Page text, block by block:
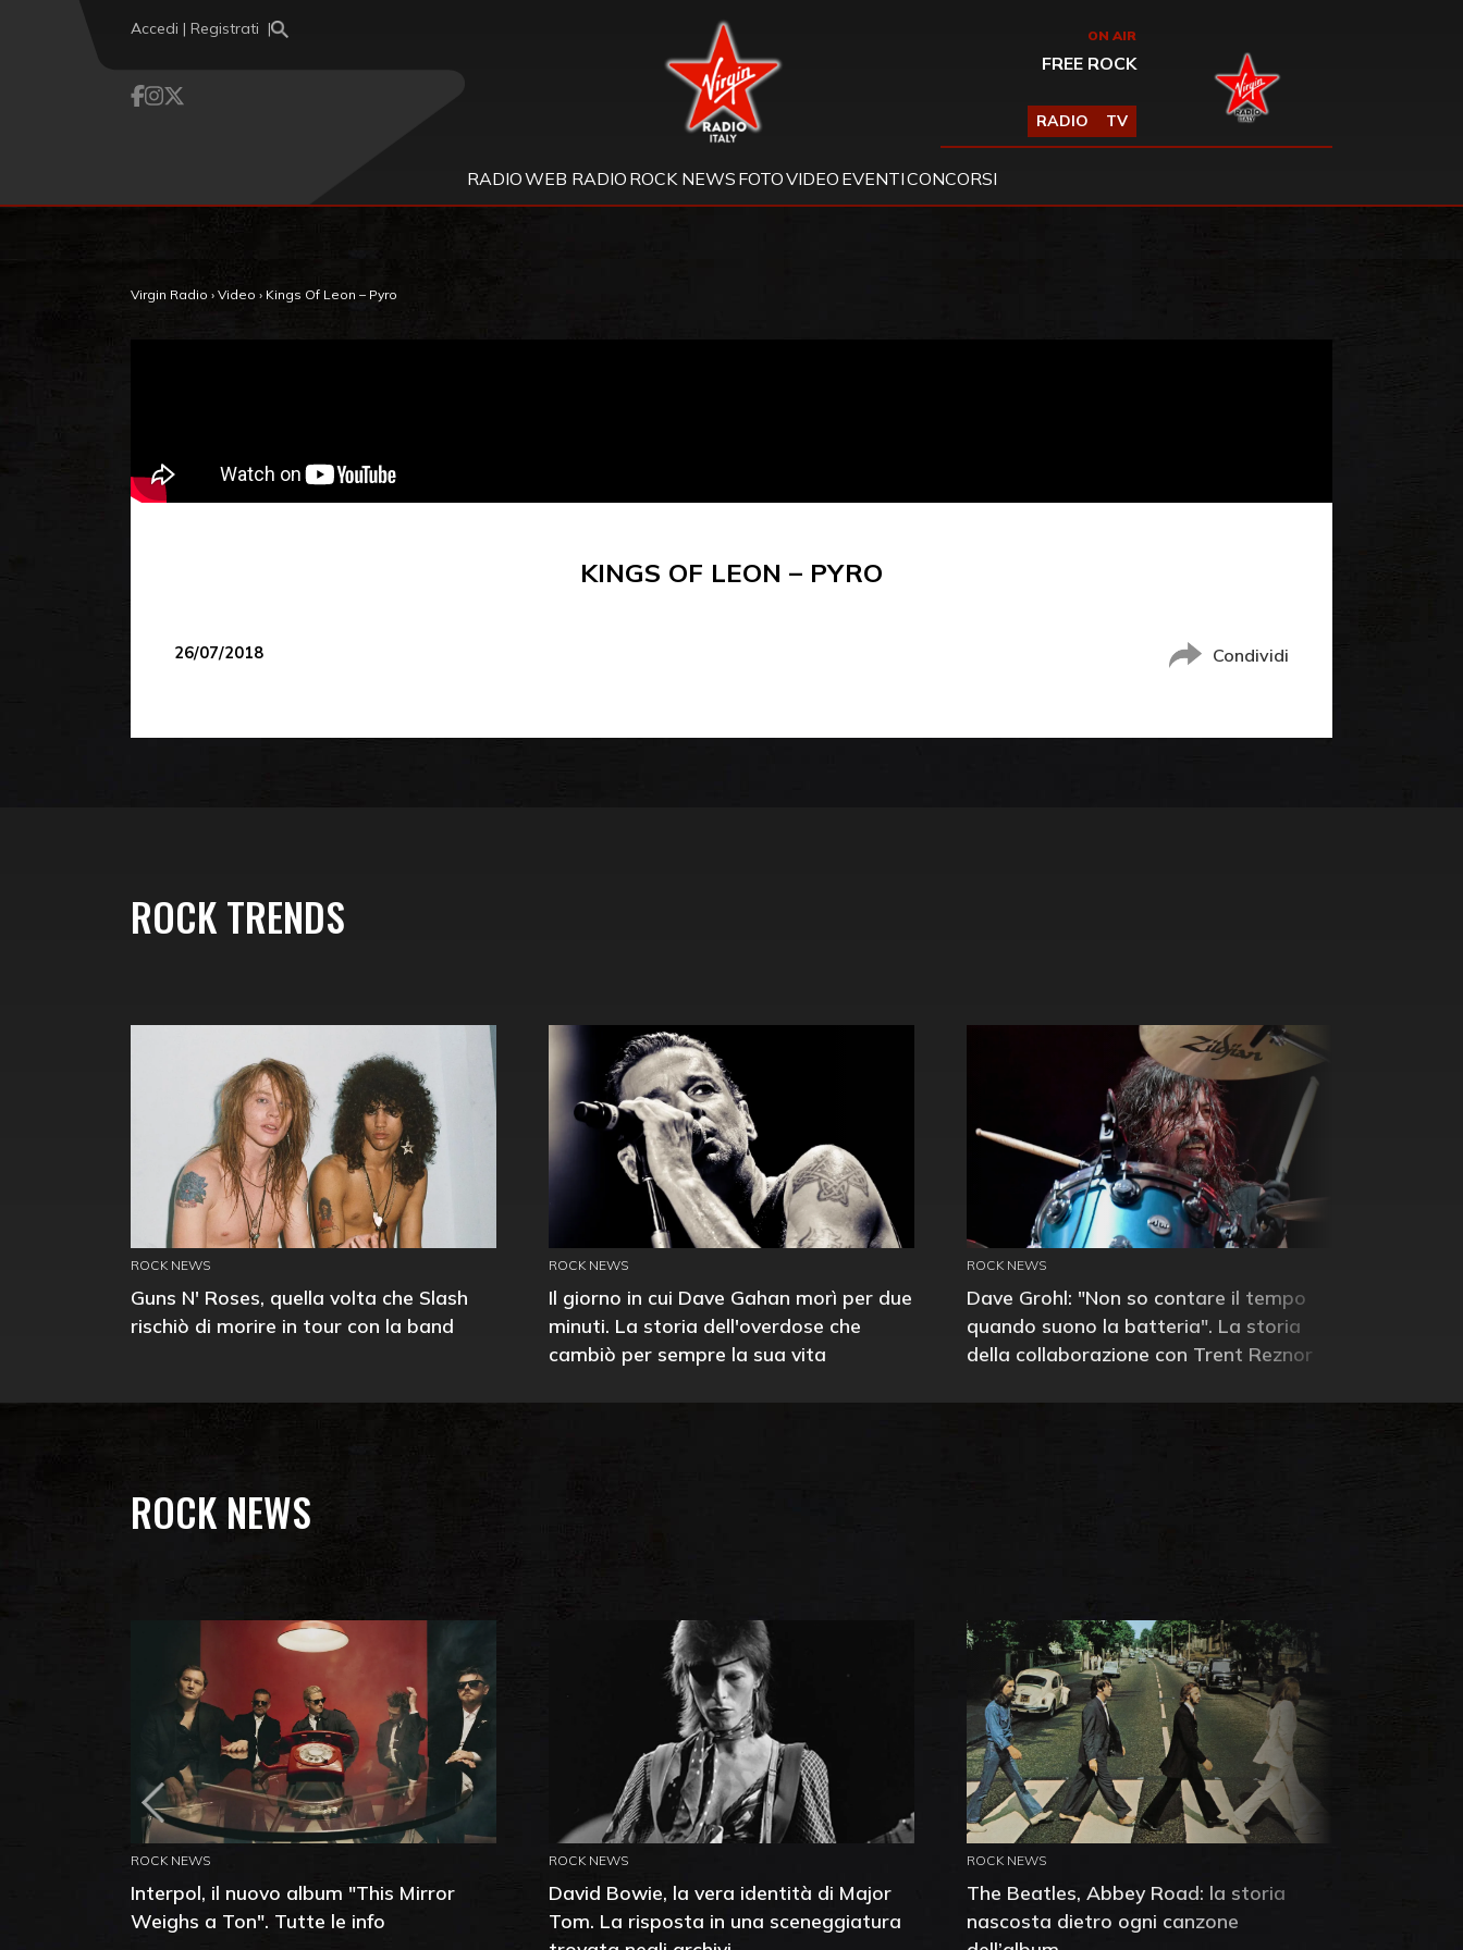
Accedi | Registrati Virgin Radio ON AIR
FREE ROCK
RADIO TV
RADIOWEB RADIO ROCK NEWS FOTOVIDEO EVENTICONCORSI
Virgin Radio › Video › Kings Of Leon – Pyro
KINGS OF LEON – PYRO
26/07/2018 Condividi
ROCK TRENDS
ROCK NEWS
Guns N' Roses, quella volta che Slash
rischiò di morire in tour con la band
ROCK NEWS
Il giorno in cui Dave Gahan morì per due
minuti. La storia dell'overdose che
cambiò per sempre la sua vita
ROCK NEWS
Dave Grohl: "Non so contare il tempo
quando suono la batteria". La storia
della collaborazione con Trent Reznor
ROCK NEWS
ROCK NEWS
Interpol, il nuovo album "This Mirror
Weighs a Ton". Tutte le info
ROCK NEWS
David Bowie, la vera identità di Major
Tom. La risposta in una sceneggiatura
ROCK NEWS
The Beatles, Abbey Road: la storia
nascosta dietro ogni canzone